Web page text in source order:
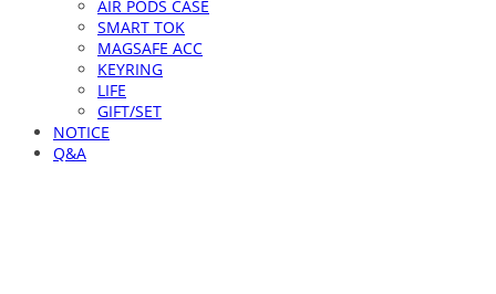
AIR PODS CASE
SMART TOK
MAGSAFE ACC
KEYRING
LIFE
GIFT/SET
NOTICE
Q&A